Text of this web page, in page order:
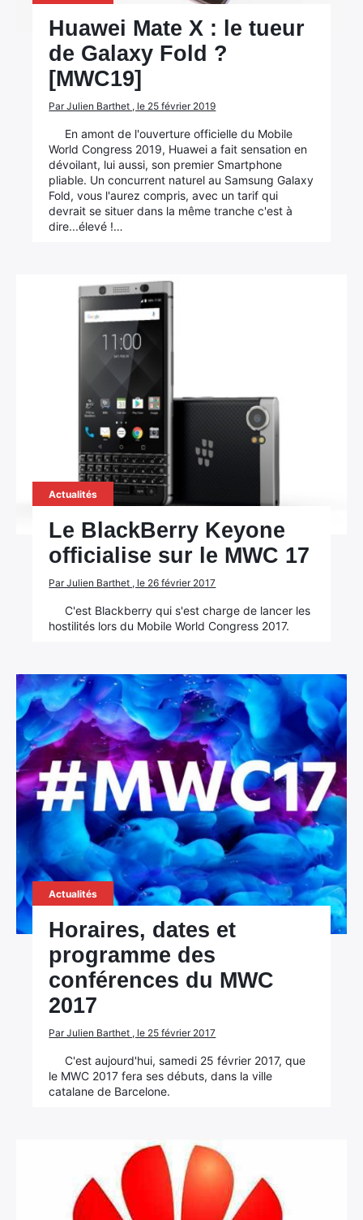
Huawei Mate X : le tueur
de Galaxy Fold ?
[MWC19]
Par Julien Barthet , le 25 février 2019
En amont de l'ouverture officielle du Mobile
World Congress 2019, Huawei a fait sensation en
dévoilant, lui aussi, son premier Smartphone
pliable. Un concurrent naturel au Samsung Galaxy
Fold, vous l'aurez compris, avec un tarif qui
devrait se situer dans la même tranche c'est à
dire...élevé !…
Actualités
Le BlackBerry Keyone
officialise sur le MWC 17
Par Julien Barthet , le 26 février 2017
C'est Blackberry qui s'est charge de lancer les
hostilités lors du Mobile World Congress 2017.
Actualités
Horaires, dates et
programme des
conférences du MWC
2017
Par Julien Barthet , le 25 février 2017
C'est aujourd'hui, samedi 25 février 2017, que
le MWC 2017 fera ses débuts, dans la ville
catalane de Barcelone.